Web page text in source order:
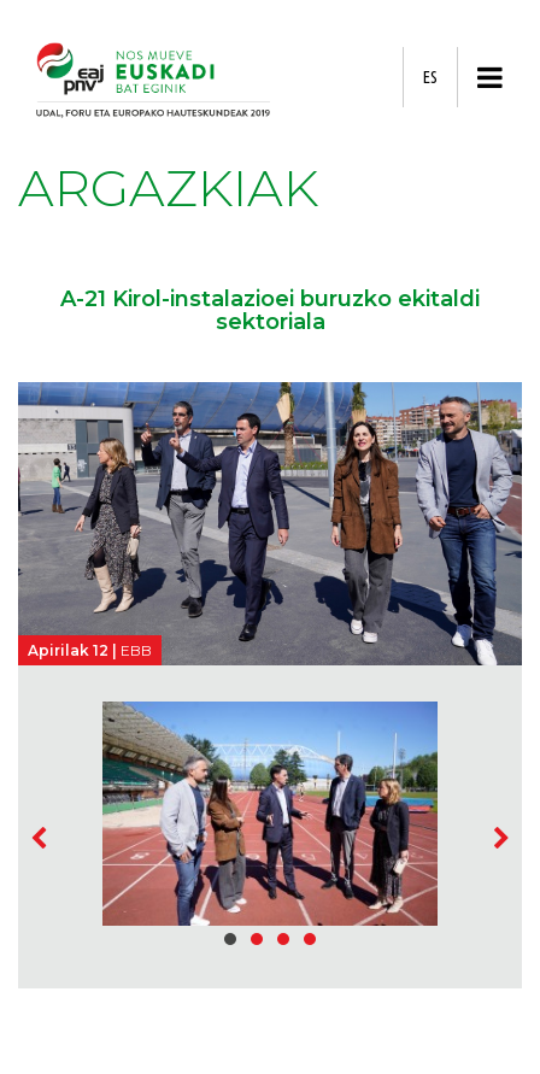
ES
ARGAZKIAK
A-21 Kirol-instalazioei buruzko ekitaldi
sektoriala
Apirilak 12 | EBB